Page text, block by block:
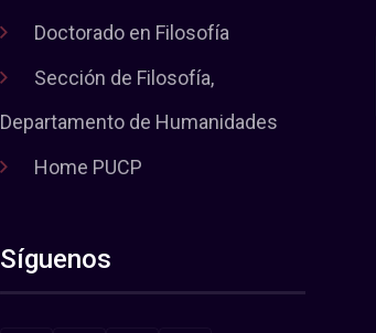
Doctorado en Filosofía
Sección de Filosofía,
Departamento de Humanidades
Home PUCP
Síguenos